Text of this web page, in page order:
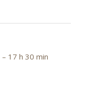
– 17 h 30 min